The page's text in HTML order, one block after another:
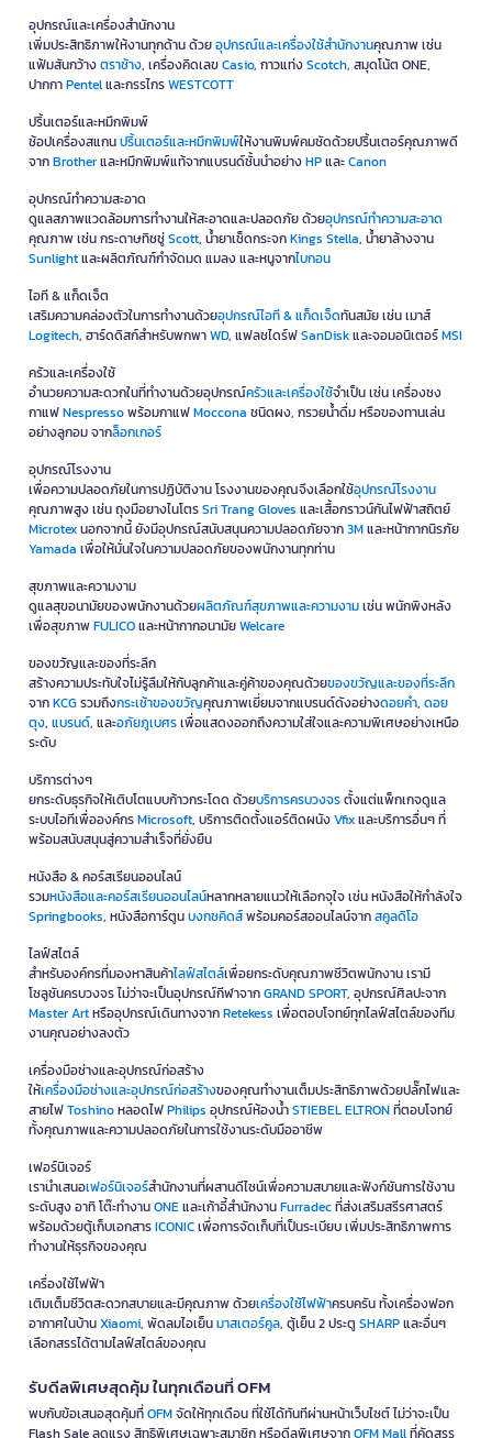
อุปกรณ์และเครื่องสำนักงาน
เพิ่มประสิทธิภาพให้งานทุกด้าน ด้วยอุปกรณ์และเครื่องใช้สำนักงานคุณภาพ เช่น
แฟ้มสันกว้างตราช้าง, เครื่องคิดเลขCasio, กาวแท่งScotch, สมุดโน้ต ONE,
ปากกาPentelและกรรไกรWESTCOTT
ปริ้นเตอร์และหมึกพิมพ์
ช้อปเครื่องสแกนปริ้นเตอร์และหมึกพิมพ์ให้งานพิมพ์คมชัดด้วยปริ้นเตอร์คุณภาพดี
จากBrotherและหมึกพิมพ์แท้จากแบรนด์ชั้นนำอย่างHPและCanon
อุปกรณ์ทำความสะอาด
ดูแลสภาพแวดล้อมการทำงานให้สะอาดและปลอดภัย ด้วยอุปกรณ์ทำความสะอาด
คุณภาพ เช่น กระดาษทิชชู่Scott, น้ำยาเช็ดกระจกKings Stella, น้ำยาล้างจาน
Sunlightและผลิตภัณฑ์กำจัดมด แมลง และหนูจากไบกอน
ไอที & แก็ดเจ็ต
เสริมความคล่องตัวในการทำงานด้วยอุปกรณ์ไอที & แก็ดเจ็ดทันสมัย เช่น เมาส์
Logitech, ฮาร์ดดิสก์สำหรับพกพาWD, แฟลชไดร์ฟSanDiskและจอมอนิเตอร์MSI
ครัวและเครื่องใช้
อำนวยความสะดวกในที่ทำงานด้วยอุปกรณ์ครัวและเครื่องใช้จำเป็น เช่น เครื่องชง
กาแฟNespressoพร้อมกาแฟMoccona ชนิดผง, กรวยน้ำดื่ม หรือของทานเล่น
อย่างลูกอม จากล็อกเกอร์
อุปกรณ์โรงงาน
เพื่อความปลอดภัยในการปฏิบัติงาน โรงงานของคุณจึงเลือกใช้อุปกรณ์โรงงาน
คุณภาพสูง เช่น ถุงมือยางไนโตรSri Trang Gloves และเสื้อกราวน์กันไฟฟ้าสถิตย์
Microtexนอกจากนี้ ยังมีอุปกรณ์สนับสนุนความปลอดภัยจาก3Mและหน้ากากนิรภัย
Yamada เพื่อให้มั่นใจในความปลอดภัยของพนักงานทุกท่าน
สุขภาพและความงาม
ดูแลสุขอนามัยของพนักงานด้วยผลิตภัณฑ์สุขภาพและความงามเช่น พนักพิงหลัง
เพื่อสุขภาพFULICOและหน้ากากอนามัยWelcare
ของขวัญและของที่ระลึก
สร้างความประทับใจไม่รู้ลืมให้กับลูกค้าและคู่ค้าของคุณด้วยของขวัญและของที่ระลึก
จากKCGรวมถึงกระเช้าของขวัญคุณภาพเยี่ยมจากแบรนด์ดังอย่างดอยคำ, ดอย
ตุง, แบรนด์, และอภัยภูเบศรเพื่อแสดงออกถึงความใส่ใจและความพิเศษอย่างเหนือ
ระดับ
บริการต่างๆ
ยกระดับธุรกิจให้เติบโตแบบก้าวกระโดด ด้วยบริการครบวงจรตั้งแต่แพ็กเกจดูแล
ระบบไอทีเพื่อองค์กรMicrosoft, บริการติดตั้งแอร์ติดผนังVfixและบริการอื่นๆ ที่
พร้อมสนับสนุนสู่ความสำเร็จที่ยั่งยืน
หนังสือ & คอร์สเรียนออนไลน์
รวมหนังสือและคอร์สเรียนออนไลน์หลากหลายแนวให้เลือกจุใจ เช่น หนังสือให้กำลังใจ
Springbooks, หนังสือการ์ตูนบงกชคิดส์พร้อมคอร์สออนไลน์จากสคูลดิโอ
ไลฟ์สไตล์
สำหรับองค์กรที่มองหาสินค้าไลฟ์สไตล์เพื่อยกระดับคุณภาพชีวิตพนักงาน เรามี
โซลูชันครบวงจร ไม่ว่าจะเป็นอุปกรณ์กีฬาจากGRAND SPORT, อุปกรณ์ศิลปะจาก
Master Artหรืออุปกรณ์เดินทางจากRetekess เพื่อตอบโจทย์ทุกไลฟ์สไตล์ของทีม
งานคุณอย่างลงตัว
เครื่องมือช่างและอุปกรณ์ก่อสร้าง
ให้เครื่องมือช่างและอุปกรณ์ก่อสร้างของคุณทำงานเต็มประสิทธิภาพด้วยปลั๊กไฟและ
สายไฟToshinoหลอดไฟPhilips อุปกรณ์ห้องน้ำSTIEBEL ELTRONที่ตอบโจทย์
ทั้งคุณภาพและความปลอดภัยในการใช้งานระดับมืออาชีพ
เฟอร์นิเจอร์
เรานำเสนอเฟอร์นิเจอร์สำนักงานที่ผสานดีไซน์เพื่อความสบายและฟังก์ชันการใช้งาน
ระดับสูง อาทิ โต๊ะทำงานONEและเก้าอี้สำนักงานFurradecที่ส่งเสริมสรีรศาสตร์
พร้อมด้วยตู้เก็บเอกสารICONICเพื่อการจัดเก็บที่เป็นระเบียบ เพิ่มประสิทธิภาพการ
ทำงานให้ธุรกิจของคุณ
เครื่องใช้ไฟฟ้า
เติมเต็มชีวิตสะดวกสบายและมีคุณภาพ ด้วยเครื่องใช้ไฟฟ้าครบครัน ทั้งเครื่องฟอก
อากาศในบ้านXiaomi, พัดลมไอเย็นมาสเตอร์คูล, ตู้เย็น 2 ประตูSHARPและอื่นๆ
เลือกสรรได้ตามไลฟ์สไตล์ของคุณ
รับดีลพิเศษสุดคุ้ม ในทุกเดือนที่ OFM
พบกับข้อเสนอสุดคุ้มที่OFMจัดให้ทุกเดือน ที่ใช้ได้ทันทีผ่านหน้าเว็บไซต์ ไม่ว่าจะเป็น
Flash Sale ลดแรง สิทธิพิเศษเฉพาะสมาชิก หรือดีลพิเศษจากOFM Mallที่คัดสรร